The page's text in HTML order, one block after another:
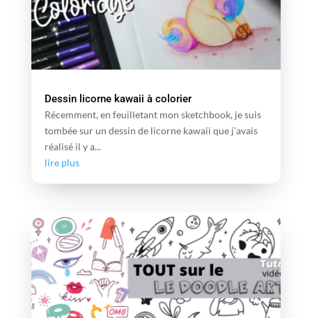
Dessin licorne kawaii à colorier
Récemment, en feuilletant mon sketchbook, je suis
tombée sur un dessin de licorne kawaii que j'avais
réalisé il y a...
lire plus